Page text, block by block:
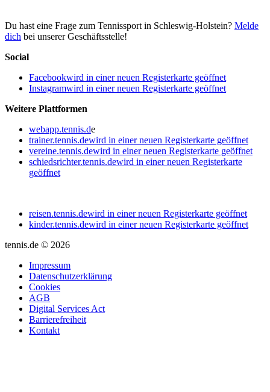
Du hast eine Frage zum Tennissport in Schleswig-Holstein? Melde
dich bei unserer Geschäftsstelle!
Social
Facebookwird in einer neuen Registerkarte geöffnet
Instagramwird in einer neuen Registerkarte geöffnet
Weitere Plattformen
webapp.tennis.de
trainer.tennis.dewird in einer neuen Registerkarte geöffnet
vereine.tennis.dewird in einer neuen Registerkarte geöffnet
schiedsrichter.tennis.dewird in einer neuen Registerkarte
geöffnet
reisen.tennis.dewird in einer neuen Registerkarte geöffnet
kinder.tennis.dewird in einer neuen Registerkarte geöffnet
tennis.de © 2026
Impressum
Datenschutzerklärung
Cookies
AGB
Digital Services Act
Barrierefreiheit
Kontakt